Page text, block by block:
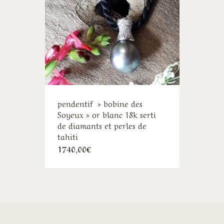
produit
pendentif » bobine des
Soyeux » or blanc 18k serti
de diamants et perles de
tahiti
1740,00€